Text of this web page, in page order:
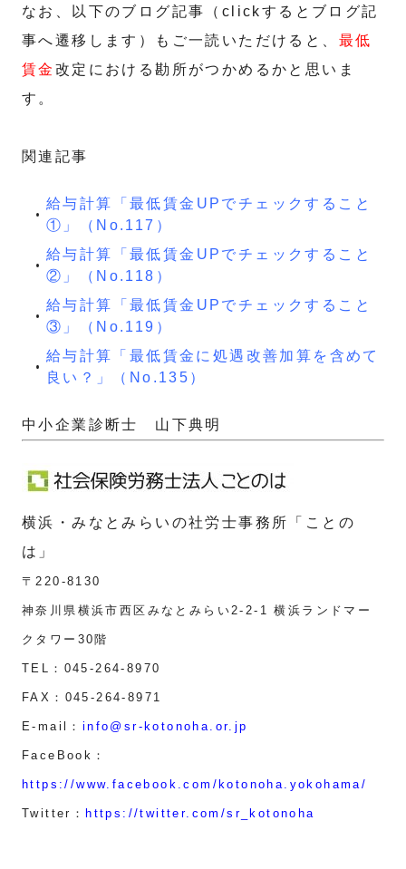
なお、以下のブログ記事（clickするとブログ記
事へ遷移します）もご一読いただけると、 最低
賃金 改定における勘所がつかめるかと思いま
す。
関連記事
給与計算「最低賃金UPでチェックすること
①」（No.117）
給与計算「最低賃金UPでチェックすること
②」（No.118）
給与計算「最低賃金UPでチェックすること
③」（No.119）
給与計算「最低賃金に処遇改善加算を含めて
良い？」（No.135）
中小企業診断士 山下典明
横浜・みなとみらいの社労士事務所「ことの
は」
〒220-8130
神奈川県横浜市西区みなとみらい2-2-1 横浜ランドマー
クタワー30階
TEL：045-264-8970
FAX：045-264-8971
E-mail： info@sr-kotonoha.or.jp
FaceBook：
https://www.facebook.com/kotonoha.yokohama/
Twitter： https://twitter.com/sr_kotonoha